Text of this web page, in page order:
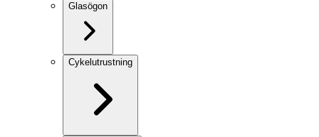
Glasögon
Cykelutrustning